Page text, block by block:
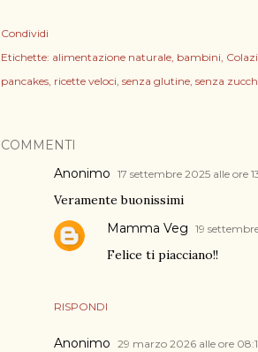
Condividi
Etichette: alimentazione naturale bambini
pancakes ricette veloci senza glutine senza
COMMENTI
Anonimo 17 settembre 2025 alle ore
Veramente buonissimi
RISPONDI
Mamma Veg 19
Felice ti piacciano!!
Anonimo 29 marzo 2026 alle ore